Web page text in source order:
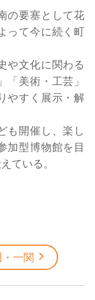
の要塞として花
って今に続く町
や文化に関わる
「美術・工芸」
やすく展示・解
も開催し、楽し
加型博物館を目
ている。
一関